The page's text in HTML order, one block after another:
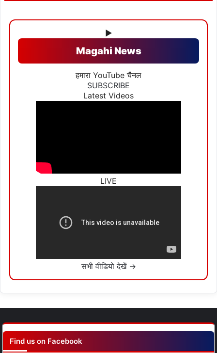
▶
Magahi News
हमारा YouTube चैनल
SUBSCRIBE
Latest Videos
LIVE
सभी वीडियो देखें →
Find us on Facebook